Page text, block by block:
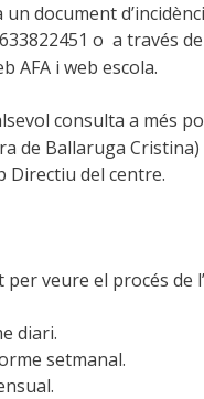
document
o a través
AFA i web escola.
consulta a més
de Ballaruga
Directiu del centre.
per veure el procés de
diari.
setmanal.